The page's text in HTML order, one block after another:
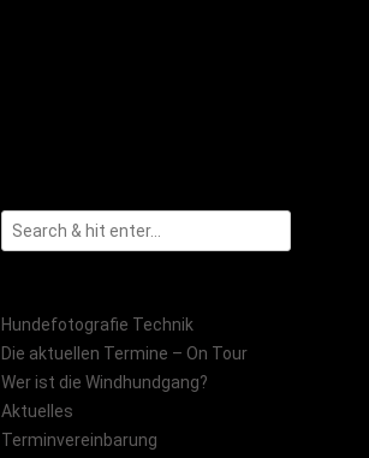
Hundefotografie Technik
Die aktuellen Termine – On Tour
Wer ist die Windhundgang?
Aktuelles
Terminvereinbarung